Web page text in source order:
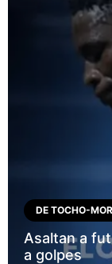
DE TOCHO-
Asaltan a
a golpes